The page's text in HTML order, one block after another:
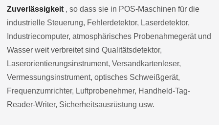
Zuverlässigkeit , so dass sie in POS-Maschinen für die
industrielle Steuerung, Fehlerdetektor, Laserdetektor,
Industriecomputer, atmosphärisches Probenahmegerät und
Wasser weit verbreitet sind Qualitätsdetektor,
Laserorientierungsinstrument, Versandkartenleser,
Vermessungsinstrument, optisches Schweißgerät,
Frequenzumrichter, Luftprobenehmer, Handheld-Tag-
Reader-Writer, Sicherheitsausrüstung usw.